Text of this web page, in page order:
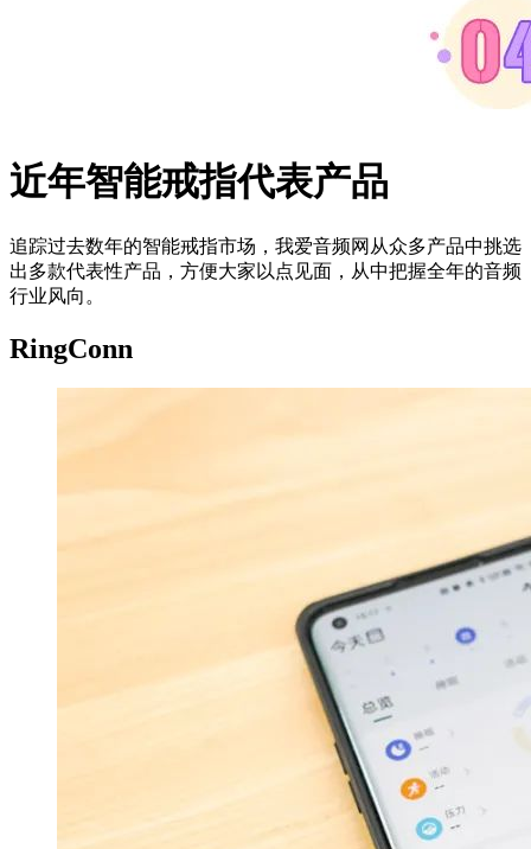
近年智能戒指代表产品
追踪过去数年的智能戒指市场，我爱音频网从众多产品中挑选
出多款代表性产品，方便大家以点见面，从中把握全年的音频
行业风向。
RingConn